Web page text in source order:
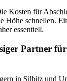
Kosten für
Höhe schnellen.
essentiell.
Partner
in Silbitz und